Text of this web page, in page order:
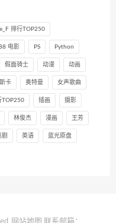
排行TOP250
电影 PS Python
假面骑士 动漫 动画
卡 奥特曼 女声歌曲
TOP250 插画 摄影
林俊杰 漫画 王芳
剧 英语 蓝光原盘
网站地图 联系邮箱：